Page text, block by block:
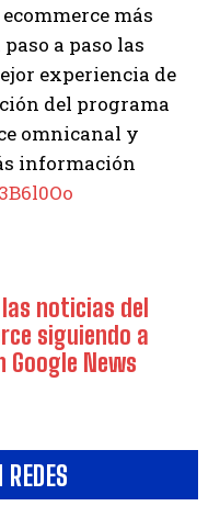
REDES
más
a paso las
experiencia de
del programa
omnicanal y
información
noticias del
siguiendo a
Google News